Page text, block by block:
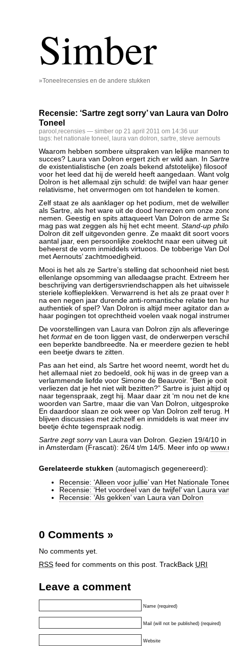
Simber
»Toneelrecensies en de andere stukken
Recensie: ‘Sartre zegt sorry’ van Laura van
Toneel
parool ,recensies — simber op 21 april 2011 om 14:36 uur
tags: het nationale toneel , laura van dolron, sartre, steve aernouts
Waarom hebben sombere uitspraken van lelijke mannen
succes? Laura van Dolron ergert zich er wild aan. In
de existentialistische (en zoals bekend afstotelijke)
voor het leed dat hij de wereld heeft aangedaan. Want
Dolron is het allemaal zijn schuld: de twijfel van haar
relativisme, het onvermogen om tot handelen te komen.
Zelf staat ze als aanklager op het podium, met de
als Sartre, als het ware uit de dood herrezen om onze
nemen. Geestig en spits attaqueert Van Dolron de arme
mag pas wat zeggen als hij het echt meent. Stand-up
Dolron dit zelf uitgevonden genre. Ze maakt dit soort
aantal jaar, een persoonlijke zoektocht naar een uitweg
beheerst de vorm inmiddels virtuoos. De tobberige Van
met Aernouts’ zachtmoedigheid.
Mooi is het als ze Sartre’s stelling dat schoonheid niet
ellenlange opsomming van alledaagse pracht. Extreem
beschrijving van dertigersvriendschappen als het
steriele koffieplekken. Verwarrend is het als ze praat over
na een negen jaar durende anti-romantische relatie ten
authentiek of spel? Van Dolron is altijd meer agitator dan
haar pogingen tot oprechtheid voelen vaak nogal
De voorstellingen van Laura van Dolron zijn als
het formaten de toon liggen vast, de onderwerpen
een beperkte bandbreedte. Na er meerdere gezien te
een beetje dwars te zitten.
Pas aan het eind, als Sartre het woord neemt, wordt het
het allemaal niet zo bedoeld, ook hij was in de greep van
verlammende liefde voor Simone de Beauvoir. “Ben je
verliezen dat je het niet wilt bezitten?” Sartre is juist altijd
naar tegenspraak, zegt hij. Maar daar zit ‘m nou net de
woorden van Sartre, maar die van Van Dolron,
En daardoor slaan ze ook weer op Van Dolron zelf terug.
blijven discussies met zichzelf en inmiddels is wat meer
beetje échte tegenspraak nodig.
Sartre zegt sorryvan Laura van Dolron. Gezien 19/4/10 in
in Amsterdam (Frascati): 26/4 t/m 14/5. Meer info op
Gerelateerde stukken (automagisch gegenereerd):
Recensie: ‘Alleen voor jullie’ van Het Nationale
Recensie: ‘Het voordeel van de twijfel’ van Laura
Recensie: ‘Als gekken’ van Laura van Dolron
0 Comments »
No comments yet.
RSS feed for comments on this post. TrackBack URI
Leave a comment
Name (required)
Mail (will not be published) (required)
Website